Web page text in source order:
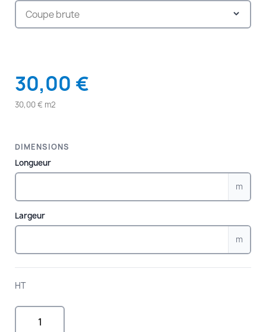
30,00 €
30,00 € m2
DIMENSIONS
Longueur
m
Largeur
m
HT